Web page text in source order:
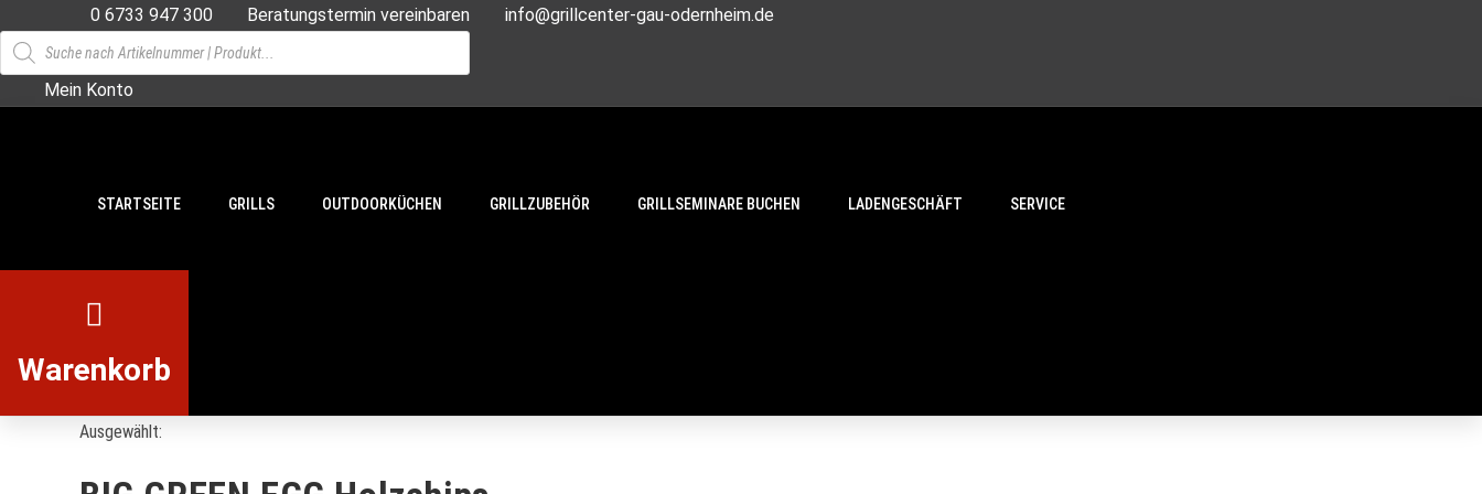
Inhalt
springen
0 6733 947 300 Beratungstermin vereinbaren info@grillcenter-gau-odernheim.de
Products
search
Mein Konto
STARTSEITE GRILLS OUTDOORKÜCHEN GRILLZUBEHÖR GRILLSEMINARE BUCHEN LADENGESCHÄFT SERVICE
Warenkorb
Ausgewählt: